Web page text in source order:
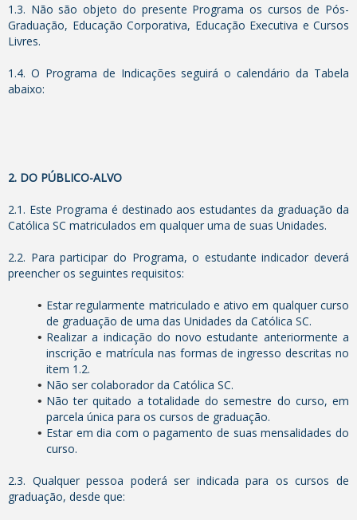
1.3. Não são objeto do presente Programa os cursos de Pós-
Graduação, Educação Corporativa, Educação Executiva e Cursos
Livres.
1.4. O Programa de Indicações seguirá o calendário da Tabela
abaixo:
2. DO PÚBLICO-ALVO
2.1. Este Programa é destinado aos estudantes da graduação da
Católica SC matriculados em qualquer uma de suas Unidades.
2.2. Para participar do Programa, o estudante indicador deverá
preencher os seguintes requisitos:
Estar regularmente matriculado e ativo em qualquer curso
de graduação de uma das Unidades da Católica SC.
Realizar a indicação do novo estudante anteriormente a
inscrição e matrícula nas formas de ingresso descritas no
item 1.2.
Não ser colaborador da Católica SC.
Não ter quitado a totalidade do semestre do curso, em
parcela única para os cursos de graduação.
Estar em dia com o pagamento de suas mensalidades do
curso.
2.3. Qualquer pessoa poderá ser indicada para os cursos de
graduação, desde que: